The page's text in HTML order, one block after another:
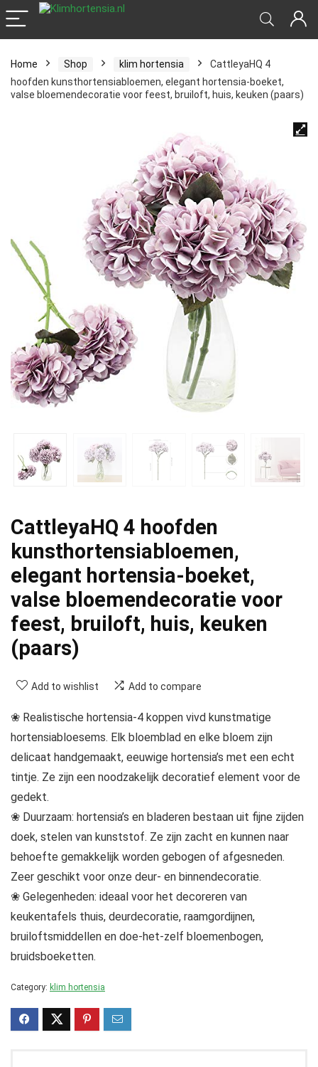
Home Shop klim hortensia
CattleyaHQ 4
hoofden kunsthortensiabloemen, elegant hortensia-boeket,
valse bloemendecoratie voor feest, bruiloft, huis, keuken (paars)
CattleyaHQ 4 hoofden
kunsthortensiabloemen,
elegant hortensia-boeket,
valse bloemendecoratie voor
feest, bruiloft, huis, keuken
(paars)
Add to wishlist Add to compare
❀ Realistische hortensia-4 koppen vivd kunstmatige
hortensiabloesems. Elk bloemblad en elke bloem zijn
delicaat handgemaakt, eeuwige hortensia’s met een echt
tintje. Ze zijn een noodzakelijk decoratief element voor de
gedekt.
❀ Duurzaam: hortensia’s en bladeren bestaan uit fijne zijden
doek, stelen van kunststof. Ze zijn zacht en kunnen naar
behoefte gemakkelijk worden gebogen of afgesneden.
Zeer geschikt voor onze deur- en binnendecoratie.
❀ Gelegenheden: ideaal voor het decoreren van
keukentafels thuis, deurdecoratie, raamgordijnen,
bruiloftsmiddellen en doe-het-zelf bloemenbogen,
bruidsboeketten.
Category: klim hortensia